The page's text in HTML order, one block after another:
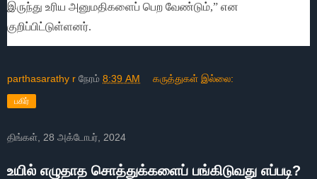
இருந்து உரிய அனுமதிகளைப் பெற வேண்டும்,” என
குறிப்பிட்டுள்ளனர்.
parthasarathy r நேரம் 8:39 AM கருத்துகள் இல்லை:
பகிர்
திங்கள், 28 அக்டோபர், 2024
உயில் எழுதாத சொத்துக்களைப் பங்கிடுவது எப்படி?